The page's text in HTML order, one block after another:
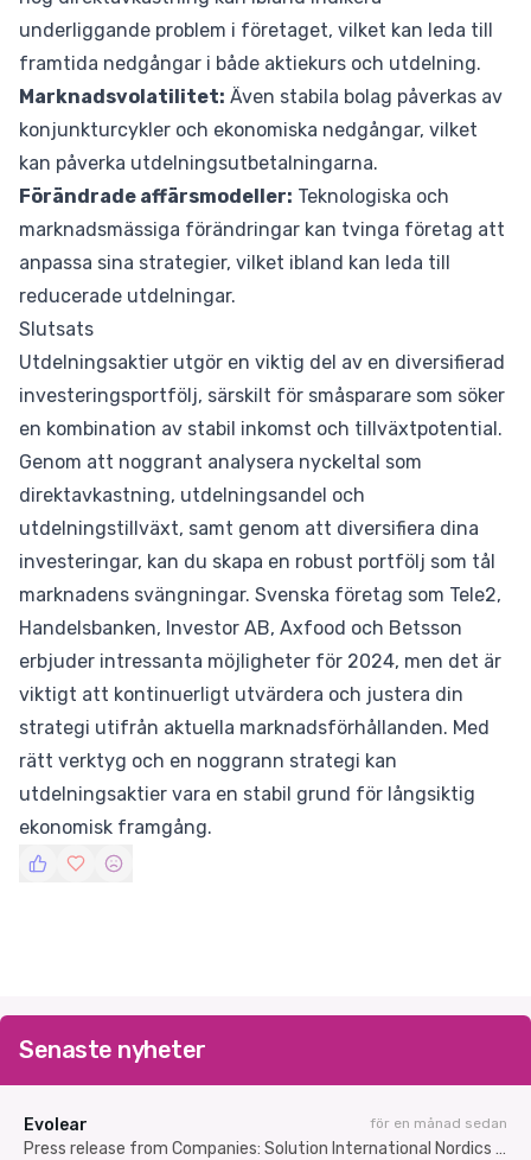
underliggande problem i företaget, vilket kan leda till
framtida nedgångar i både aktiekurs och utdelning.
Marknadsvolatilitet: Även stabila bolag påverkas av
konjunkturcykler och ekonomiska nedgångar, vilket
kan påverka utdelningsutbetalningarna.
Förändrade affärsmodeller: Teknologiska och
marknadsmässiga förändringar kan tvinga företag att
anpassa sina strategier, vilket ibland kan leda till
reducerade utdelningar.
Slutsats
Utdelningsaktier utgör en viktig del av en diversifierad
investeringsportfölj, särskilt för småsparare som söker
en kombination av stabil inkomst och tillväxtpotential.
Genom att noggrant analysera nyckeltal som
direktavkastning, utdelningsandel och
utdelningstillväxt, samt genom att diversifiera dina
investeringar, kan du skapa en robust portfölj som tål
marknadens svängningar. Svenska företag som Tele2,
Handelsbanken, Investor AB, Axfood och Betsson
erbjuder intressanta möjligheter för 2024, men det är
viktigt att kontinuerligt utvärdera och justera din
strategi utifrån aktuella marknadsförhållanden. Med
rätt verktyg och en noggrann strategi kan
utdelningsaktier vara en stabil grund för långsiktig
ekonomisk framgång.
Senaste nyheter
Evolear för en månad sedan
Press release from Companies: Solution International Nordics AB (publ) carries out a directed set-off share issue of approximately SEK 7.3 million